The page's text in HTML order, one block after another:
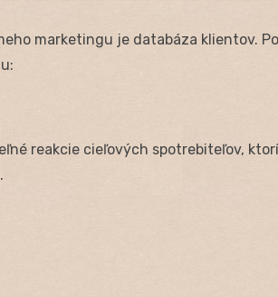
marketingu je databáza klientov.
reakcie cieľových spotrebiteľov,